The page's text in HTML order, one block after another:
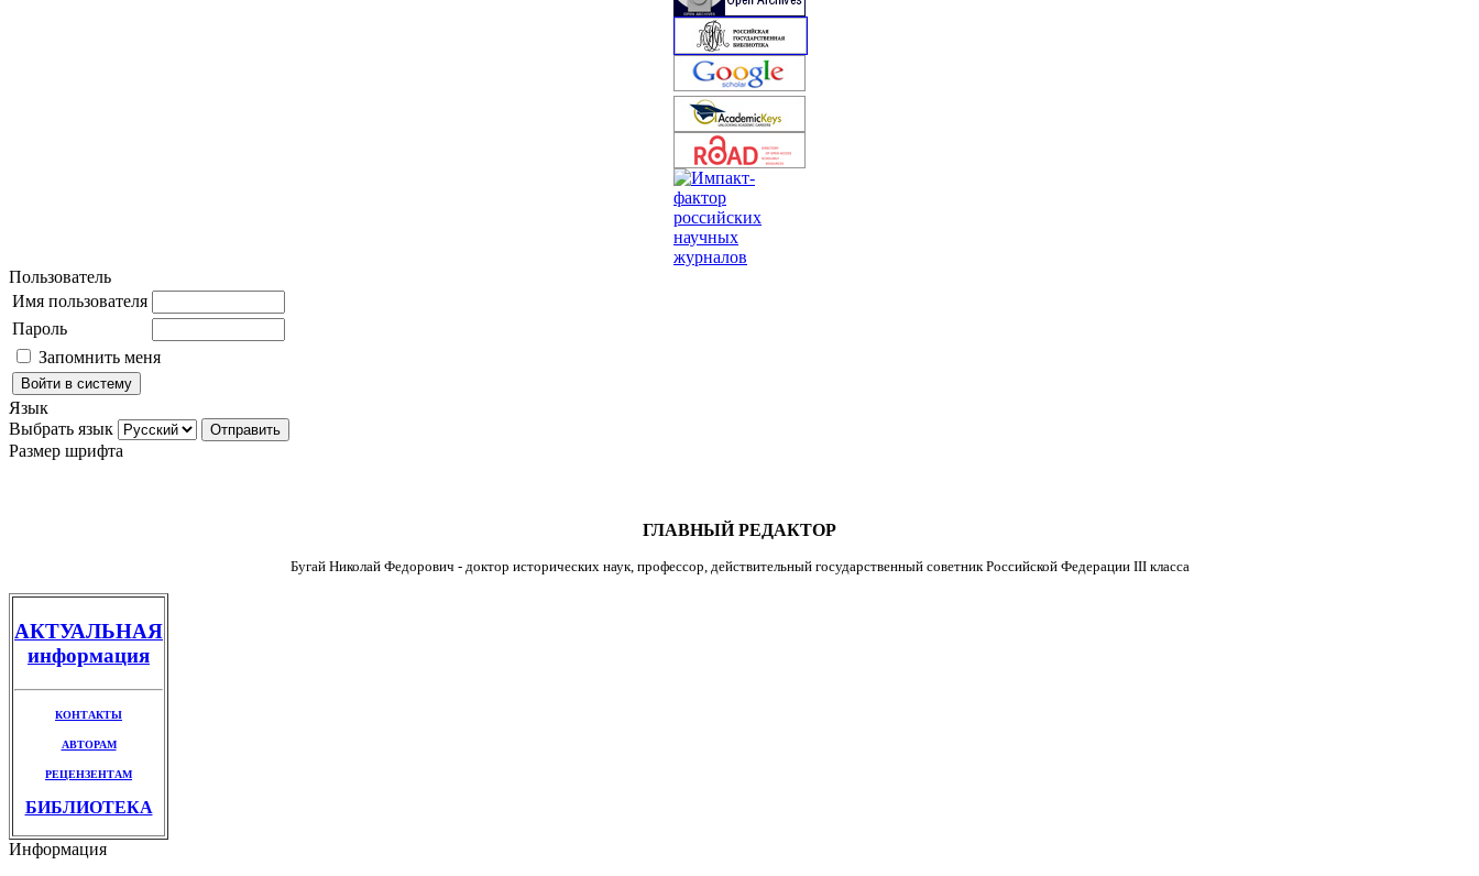
Пользователь
Имя пользователя
Пароль
Запомнить меня
Язык
Выбрать язык
Размер шрифта
ГЛАВНЫЙ РЕДАКТОР
Бугай Николай Федорович - доктор исторических наук, профессор, действительный государственный советник Российской Федерации III класса
АКТУАЛЬНАЯ
информация
КОНТАКТЫ
АВТОРАМ
РЕЦЕНЗЕНТАМ
БИБЛИОТЕКА
Информация